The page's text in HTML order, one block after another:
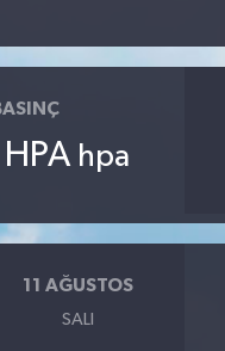
hpa
11 AĞUSTOS
SALI